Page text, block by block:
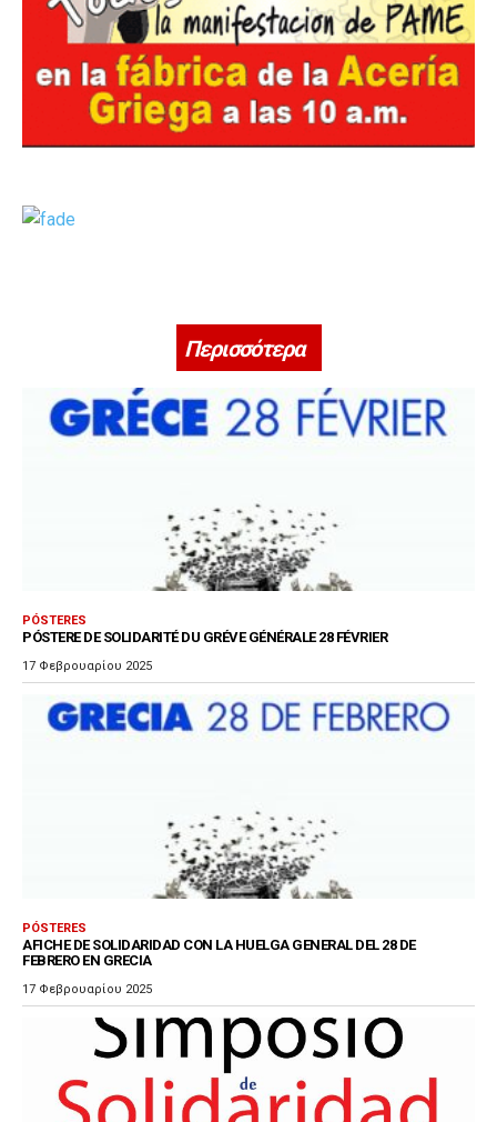
Περισσότερα
PÓSTERES
PÓSTERE DE SOLIDARITÉ DU GRÉVE GÉNÉRALE 28 FÉVRIER
17 Φεβρουαρίου 2025
PÓSTERES
AFICHE DE SOLIDARIDAD CON LA HUELGA GENERAL DEL 28 DE
FEBRERO EN GRECIA
17 Φεβρουαρίου 2025